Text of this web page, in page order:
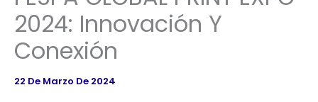
2024: Innovación Y
Conexión
22 De Marzo De 2024